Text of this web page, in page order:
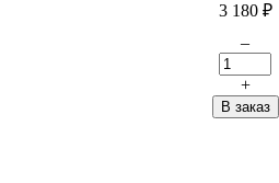
3 180 ₽
–
+